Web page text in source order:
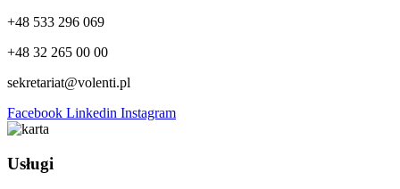
+48 533 296 069
+48 32 265 00 00
sekretariat@volenti.pl
Facebook Linkedin Instagram
Usługi